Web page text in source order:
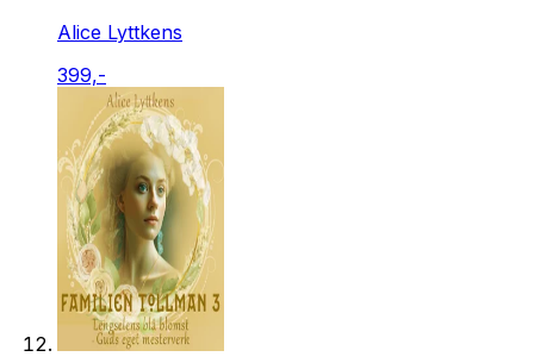
Alice Lyttkens
399,-